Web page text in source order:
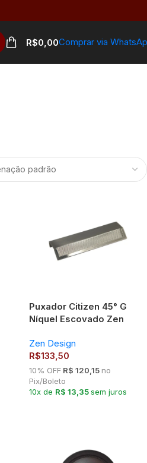
R$0,00Comprar via
Puxador Citizen 45° G
Níquel Escovado Zen
Zen Design
R$133,50
10% OFFR$ 120,15 no
Pix/Boleto
10x de R$ 13,35sem juros